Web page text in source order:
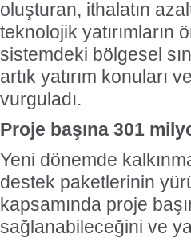
oluşturan, ithalatın
teknolojik
sistemdeki bölgesel
artık yatırım konuları
vurguladı.
Proje başına 301
Yeni dönemde
destek paketlerinin
kapsamında proje
sağlanabileceğini ve